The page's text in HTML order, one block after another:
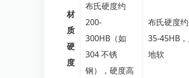
材
质
硬
度
布氏硬度约
200-
300HB（如
304 不锈
钢），硬度高
布氏硬度约
35-45HB
地软